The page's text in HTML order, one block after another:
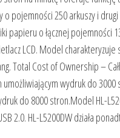
pojemności 250 arkuszy i
papieru o łącznej pojemności
LCD. Model
Total Cost of Ownership –
wydruk do
do 8000 stron.Model HL-
2.0. HL-L5200DW działa